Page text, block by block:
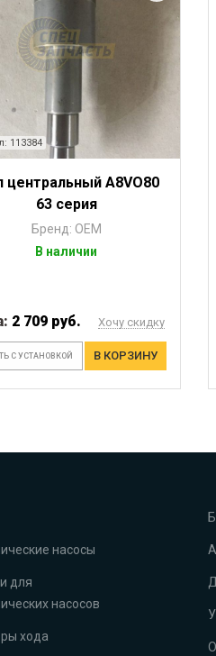
113384
центральный A8VO80
63 серия
Бренд: OEM
В наличии
2 709 руб. Хочу скидку
С УСТАНОВКОЙ В КОРЗИНУ
насосы
для
насосов
хода